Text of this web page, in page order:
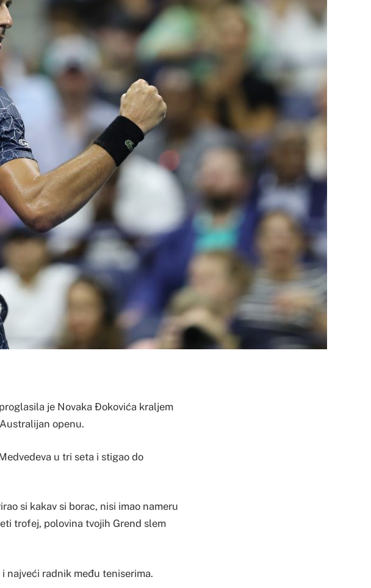
je Novaka Đokovića kraljem
openu.
u tri seta i stigao do
si kakav si borac, nisi imao nameru
trofej, polovina tvojih Grend slem
najveći radnik među teniserima.